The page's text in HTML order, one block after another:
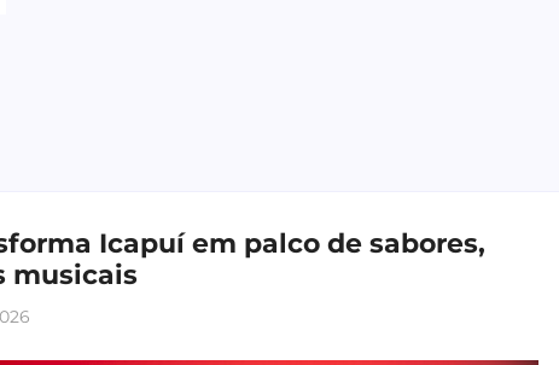
Icapuí em palco de sabores,
musicais